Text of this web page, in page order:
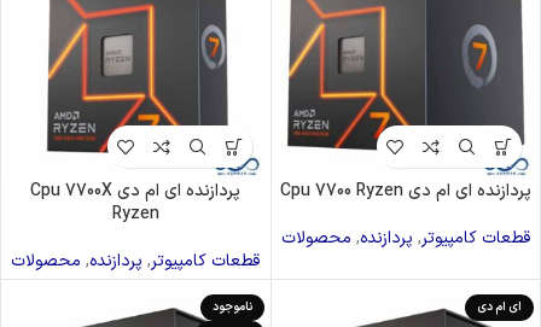
پردازنده ای ام دی Cpu 7700 Ryzen
قطعات کامپیوتر, پردازنده, محصولات
پردازنده ای ام دی Cpu 7700X
Ryzen
قطعات کامپیوتر, پردازنده, محصولات
ای ام دی
ناموجود